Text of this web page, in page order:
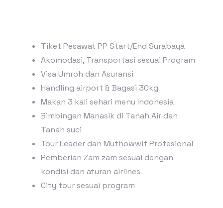
Tiket Pesawat PP Start/End Surabaya
Akomodasi, Transportasi sesuai Program
Visa Umroh dan Asuransi
Handling airport & Bagasi 30kg
Makan 3 kali sehari menu Indonesia
Bimbingan Manasik di Tanah Air dan
Tanah suci
Tour Leader dan Muthowwif Profesional
Pemberian Zam zam sesuai dengan
kondisi dan aturan airlines
City tour sesuai program